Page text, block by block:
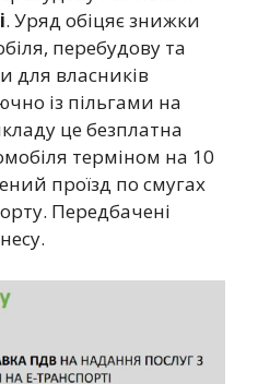
. Уряд обіцяє знижки
перебудову та
для власників
із пільгами на
це безплатна
терміном на 10
проїзд по смугах
Передбачені